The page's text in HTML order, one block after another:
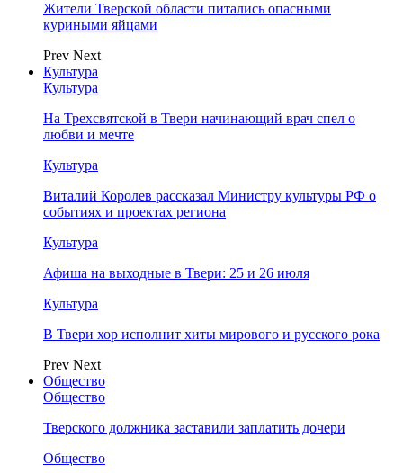
Жители Тверской области питались опасными
куриными яйцами
Prev Next
Культура
Культура
На Трехсвятской в Твери начинающий врач спел о
любви и мечте
Культура
Виталий Королев рассказал Министру культуры РФ о
событиях и проектах региона
Культура
Афиша на выходные в Твери: 25 и 26 июля
Культура
В Твери хор исполнит хиты мирового и русского рока
Prev Next
Общество
Общество
Тверского должника заставили заплатить дочери
Общество